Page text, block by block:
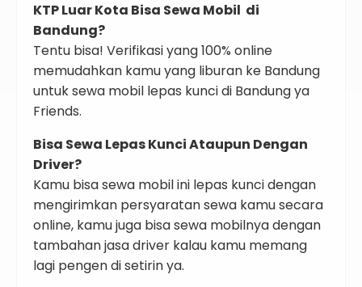
KTP Luar Kota Bisa Sewa Mobil di
Bandung?
Tentu bisa! Verifikasi yang 100% online
memudahkan kamu yang liburan ke Bandung
untuk sewa mobil lepas kunci di Bandung ya
Friends.
Bisa Sewa Lepas Kunci Ataupun Dengan
Driver?
Kamu bisa sewa mobil ini lepas kunci dengan
mengirimkan persyaratan sewa kamu secara
online, kamu juga bisa sewa mobilnya dengan
tambahan jasa driver kalau kamu memang
lagi pengen di setirin ya.